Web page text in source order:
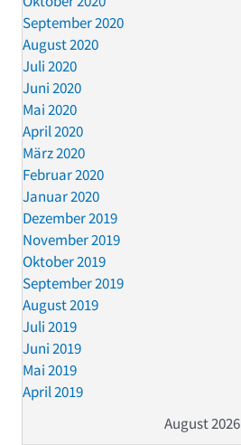
September 2020
August 2020
Juli 2020
Juni 2020
Mai 2020
April 2020
März 2020
Februar 2020
Januar 2020
Dezember 2019
November 2019
Oktober 2019
September 2019
August 2019
Juli 2019
Juni 2019
Mai 2019
April 2019
August 2026